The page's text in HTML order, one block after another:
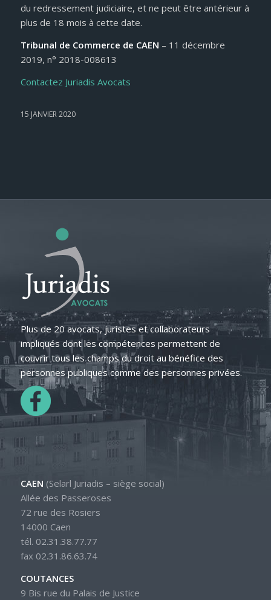
du redressement judiciaire, et ne peut être antérieur à
plus de 18 mois à cette date.
Tribunal de Commerce de CAEN – 11 décembre
2019, n° 2018-008613
Contactez Juriadis Avocats
15 JANVIER 2020
Plus de 20 avocats, juristes et collaborateurs
impliqués dont les compétences permettent de
couvrir tous les champs du droit au bénéfice des
personnes publiques comme des personnes privées.
CAEN (Selarl Juriadis – siège social)
Allée des Passeroses
72 rue des Rosiers
14000 Caen
tél. 02.31.38.77.77
fax 02.31.86.63.74
COUTANCES
9 Bis rue du Palais de Justice